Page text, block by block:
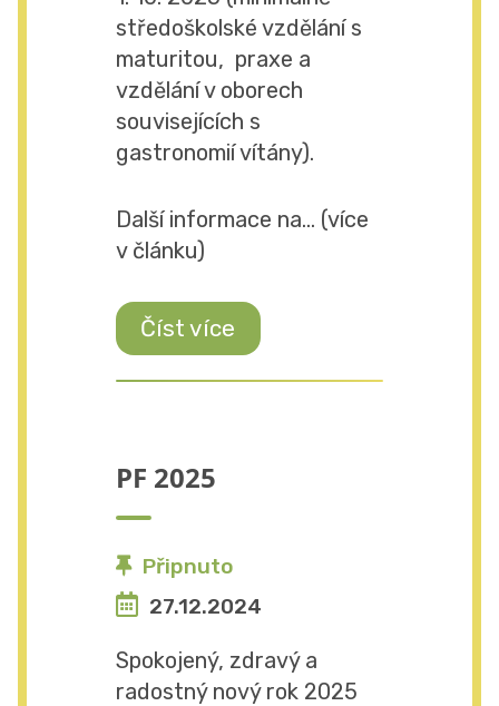
středoškolské vzdělání s
maturitou, praxe a
vzdělání v oborech
souvisejících s
gastronomií vítány).
Další informace na... (více
v článku)
Číst více
PF 2025
Připnuto
27.12.2024
Spokojený, zdravý a
radostný nový rok 2025